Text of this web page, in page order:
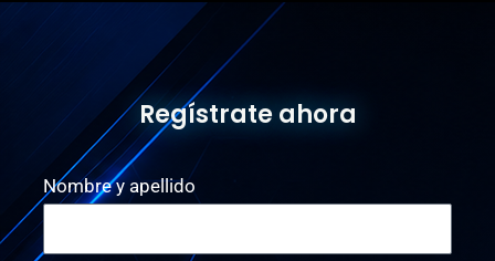
Regístrate ahora
Nombre y apellido